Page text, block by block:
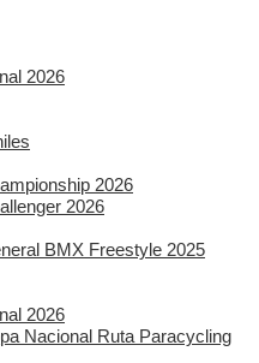
2026
2026
2026
BMX Freestyle 2025
2026
Nacional Ruta Paracycling